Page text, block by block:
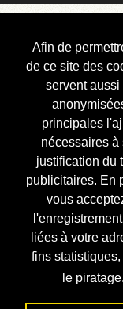
Afin de
de ce site des
servent
principales
nécessaires à
justification du
publicitaires. En
vous
liées à votre
fins
le piratage.
Courbis,
Blog
Bienvenue
Réalisations
Divers (et d’été)
Annonces
Liens externes
Téléchargement
Contact